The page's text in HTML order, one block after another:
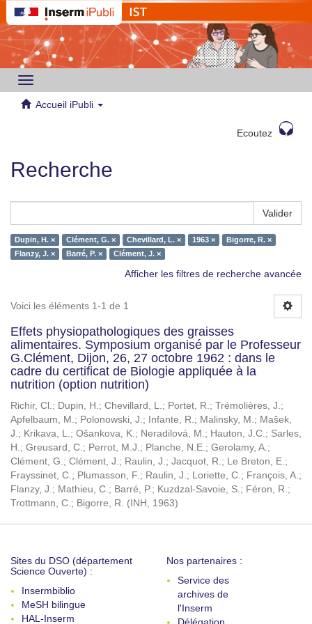
Toggle
navigation
Accueil iPubli
Ecoutez
Recherche
Valider
Dupin, H. × Clément, G. × Chevillard, L. × 1963 ×
Bigorre, R. ×
Flanzy, J. ×
Barré, P. × Clément, J. ×
Afficher les filtres de recherche avancée
Voici les éléments 1-1 de 1
Effets physiopathologiques des graisses
alimentaires. Symposium organisé par le Professeur
G.Clément, Dijon, 26, 27 octobre 1962 : dans le
cadre du certificat de Biologie appliquée à la
nutrition (option nutrition)
Richir, Cl.; Dupin, H.; Chevillard, L.; Portet, R.; Trémolières, J.;
Apfelbaum, M.; Polonowski, J.; Infante, R.; Malinsky, M.; Mašek,
J.; Krikava, L.; Ošankova, K.; Neradilová, M.; Hauton, J.C.; Sarles,
H.; Greusard, C.; Perrot, M.J.; Planche, N.E.; Gerolamy, A.;
Clément, G.; Clément, J.; Raulin, J.; Jacquot, R.; Le Breton, E.;
Frayssinet, C.; Plumasson, F.; Raulin, J.; Loriette, C.; François, A.;
Flanzy, J.; Mathieu, C.; Barré, P.; Kuzdzal-Savoie, S.; Féron, R.;
Trottmann, C.; Bigorre, R. ( INH , 1963)
Sites du DSO (département
Science Ouverte) :
Insermbiblio
MeSH bilingue
HAL-Inserm
Nos partenaires :
Service des
archives de
l'Inserm